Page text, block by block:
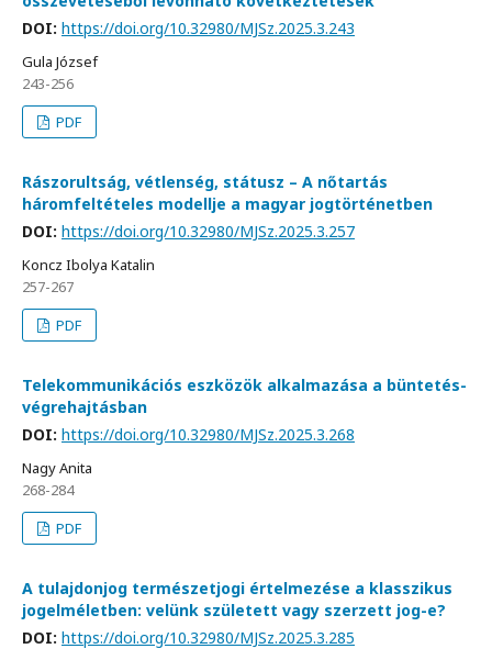
DOI: https://doi.org/10.32980/MJSz.2025.3.243
Gula József
243-256
PDF
Rászorultság, vétlenség, státusz – A nőtartás
háromfeltételes modellje a magyar jogtörténetben
DOI: https://doi.org/10.32980/MJSz.2025.3.257
Koncz Ibolya Katalin
257-267
PDF
Telekommunikációs eszközök alkalmazása a büntetés-
végrehajtásban
DOI: https://doi.org/10.32980/MJSz.2025.3.268
Nagy Anita
268-284
PDF
A tulajdonjog természetjogi értelmezése a klasszikus
jogelméletben: velünk született vagy szerzett jog-e?
DOI: https://doi.org/10.32980/MJSz.2025.3.285